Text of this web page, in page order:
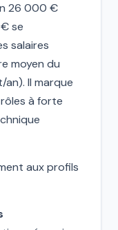
26 000 €
se
salaires
moyen du
Il marque
à forte
aux profils